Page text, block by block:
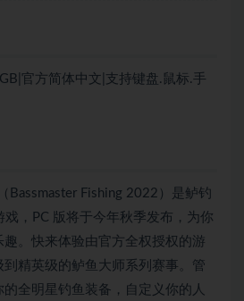
官方简体中文|支持键盘.鼠标.手
Bassmaster Fishing 2022）是鲈钓
，PC 版将于今年秋季发布，为你
。快来体验由官方全权授权的游
精英级的鲈鱼大师系列赛事。管
全明星钓鱼装备，自定义你的人